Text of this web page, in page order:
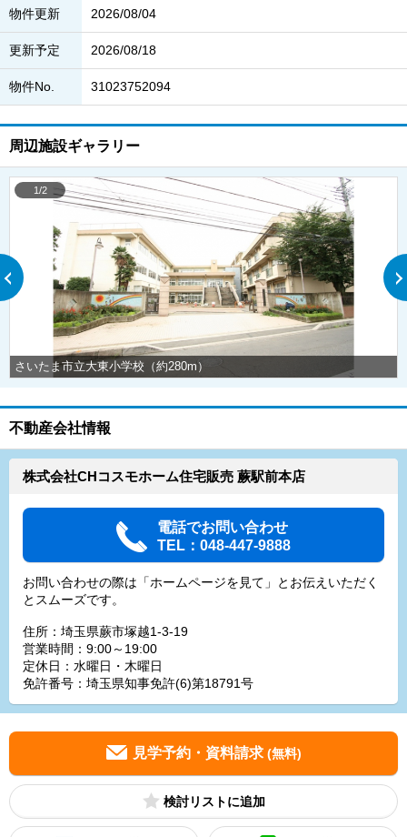
物件更新 2026/08/04
更新予定 2026/08/18
物件No. 31023752094
周辺施設ギャラリー
さいたま市立大東小学校（約280m）
1/2
不動産会社情報
株式会社CHコスモホーム住宅販売 蕨駅前本店
電話でお問い合わせ
TEL：048-447-9888
お問い合わせの際は「ホームページを見て」とお伝えいただく
とスムーズです。
住所：埼玉県蕨市塚越1-3-19
営業時間：9:00～19:00
定休日：水曜日・木曜日
免許番号：埼玉県知事免許(6)第18791号
見学予約・資料請求 (無料)
検討リスト